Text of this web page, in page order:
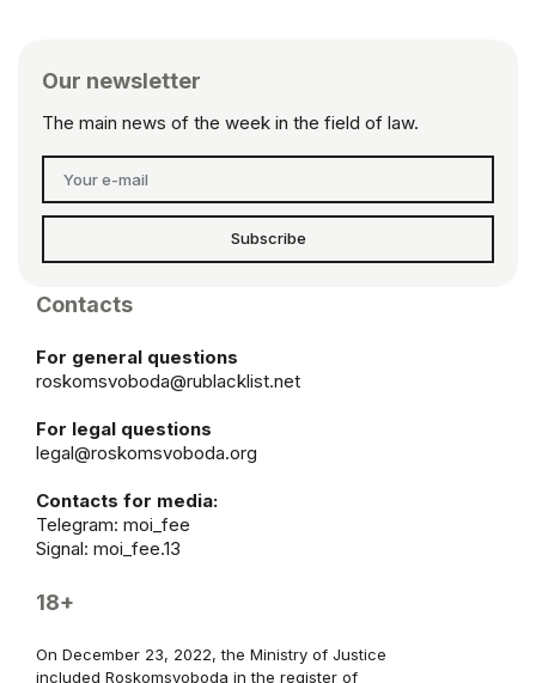
Our newsletter
The main news of the week in the field of law.
Subscribe
Contacts
For general questions
roskomsvoboda@rublacklist.net
For legal questions
legal@roskomsvoboda.org
Contacts for media:
Telegram: moi_fee
Signal: moi_fee.13
18+
On December 23, 2022, the Ministry of Justice
included Roskomsvoboda in the register of